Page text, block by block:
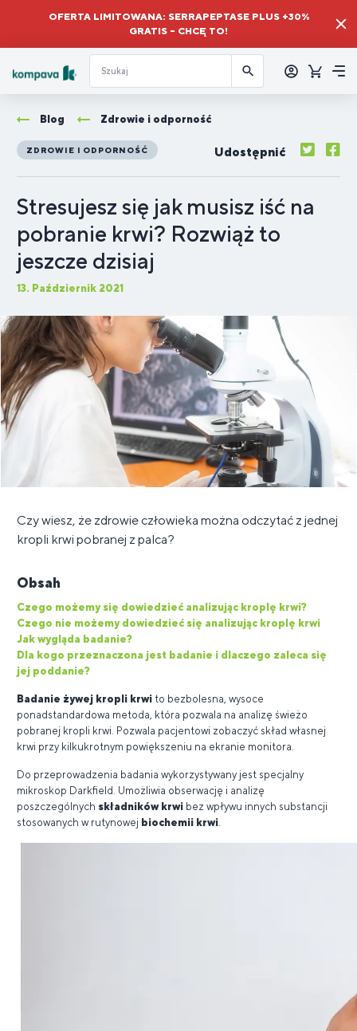
OFERTA LIMITOWANA: SERRAPEPTASE PLUS +30%
GRATIS – CHCĘ TO!
się
Koszyk
Blog Zdrowie i odporność
ZDROWIE I ODPORNOŚĆ Udostępnić
Stresujesz się jak musisz iść na
pobranie krwi? Rozwiąż to
jeszcze dzisiaj
13. Październik 2021
Czy wiesz, że zdrowie człowieka można odczytać z jednej
kropli krwi pobranej z palca?
Obsah
Czego możemy się dowiedzieć analizując kroplę krwi?
Czego nie możemy dowiedzieć się analizując kroplę krwi
Jak wygląda badanie?
Dla kogo przeznaczona jest badanie i dlaczego zaleca się
jej poddanie?
Badanie żywej kropli krwi to bezbolesna, wysoce
ponadstandardowa metoda, która pozwala na analizę świeżo
pobranej kropli krwi. Pozwala pacjentowi zobaczyć skład własnej
krwi przy kilkukrotnym powiększeniu na ekranie monitora.
Do przeprowadzenia badania wykorzystywany jest specjalny
mikroskop Darkfield. Umożliwia obserwację i analizę
poszczególnych składników krwi bez wpływu innych substancji
stosowanych w rutynowej biochemii krwi